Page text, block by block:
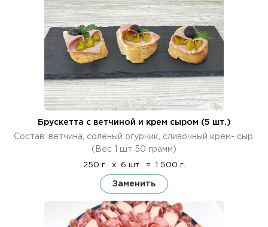
Брускетта с ветчиной и крем сыром (5 шт.)
Состав: ветчина, соленый огурчик, сливочный крем- сыр.
(Вес 1 шт 50 грамм)
250 г. x 6 шт. = 1 500 г.
Заменить